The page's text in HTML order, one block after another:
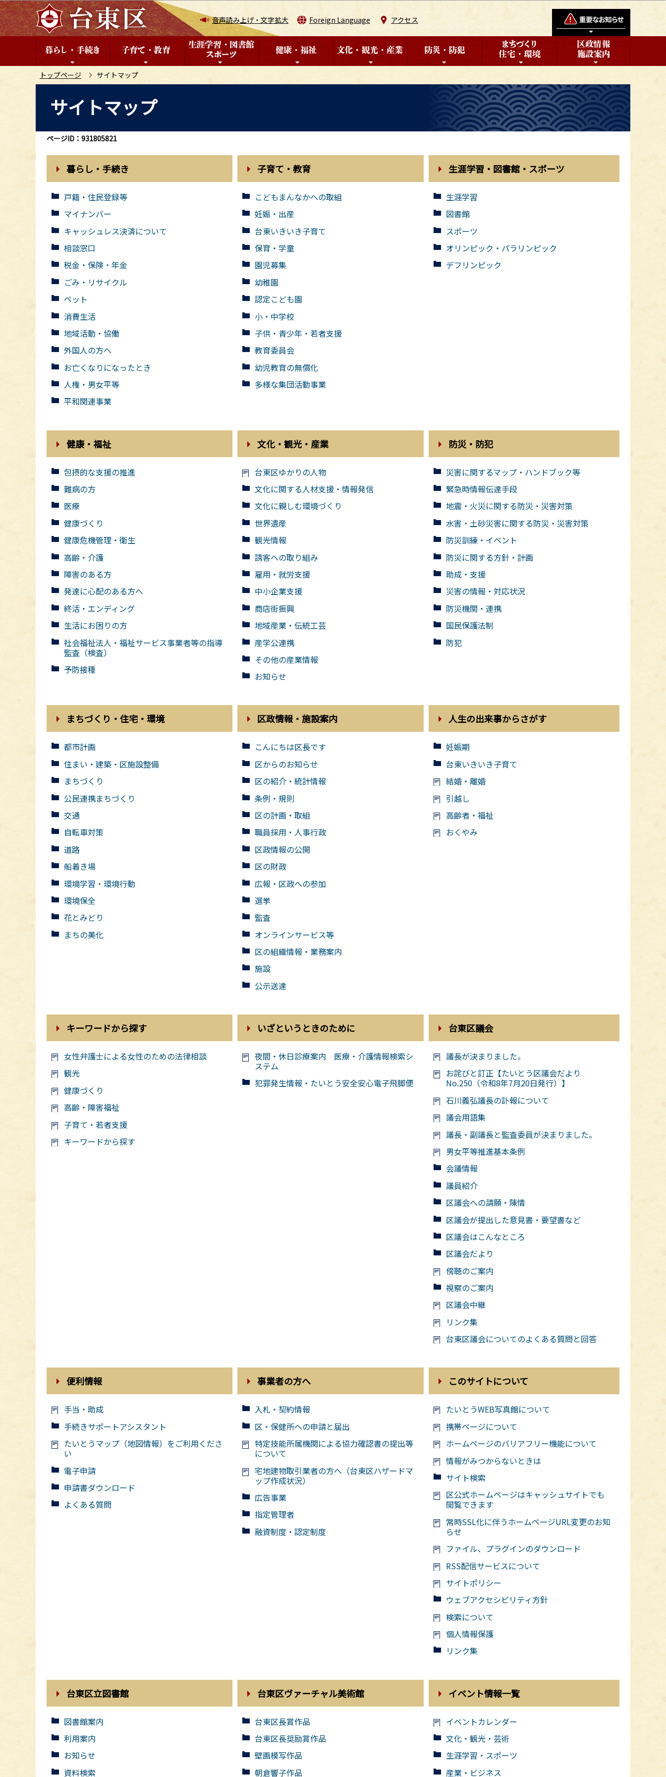
こ
の
ペ
音声読み上げ・文字拡大 Foreign Language アクセス
トップページ サイトマップ
こ
サイトマップ
ページID：931805821
暮らし・手続き
戸籍・住民登録等
マイナンバー
キャッシュレス決済について
相談窓口
税金・保険・年金
ごみ・リサイクル
ペット
消費生活
地域活動・協働
外国人の方へ
お亡くなりになったとき
人権・男女平等
平和関連事業
子育て・教育
こどもまんなかへの取組
妊娠・出産
台東いきいき子育て
保育・学童
園児募集
幼稚園
認定こども園
小・中学校
子供・青少年・若者支援
教育委員会
幼児教育の無償化
多様な集団活動事業
生涯学習・図書館・スポーツ
生涯学習
図書館
スポーツ
オリンピック・パラリンピック
デフリンピック
健康・福祉
包摂的な支援の推進
難病の方
医療
健康づくり
健康危機管理・衛生
高齢・介護
障害のある方
発達に心配のある方へ
終活・エンディング
生活にお困りの方
社会福祉法人・福祉サービス事業者等の指導
監査（検査）
予防接種
文化・観光・産業
台東区ゆかりの人物
文化に関する人材支援・情報発信
文化に親しむ環境づくり
世界遺産
観光情報
誘客への取り組み
雇用・就労支援
中小企業支援
商店街振興
地域産業・伝統工芸
産学公連携
その他の産業情報
お知らせ
防災・防犯
災害に関するマップ・ハンドブック等
緊急時情報伝達手段
地震・火災に関する防災・災害対策
水害・土砂災害に関する防災・災害対策
防災訓練・イベント
防災に関する方針・計画
助成・支援
災害の情報・対応状況
防災機関・連携
国民保護法制
防犯
まちづくり・住宅・環境
都市計画
住まい・建築・区施設整備
まちづくり
公民連携まちづくり
交通
自転車対策
道路
船着き場
環境学習・環境行動
環境保全
花とみどり
まちの美化
区政情報・施設案内
こんにちは区長です
区からのお知らせ
区の紹介・統計情報
条例・規則
区の計画・取組
職員採用・人事行政
区政情報の公開
区の財政
広報・区政への参加
選挙
監査
オンラインサービス等
区の組織情報・業務案内
施設
公示送達
人生の出来事からさがす
妊娠期
台東いきいき子育て
結婚・離婚
引越し
高齢者・福祉
おくやみ
キーワードから探す
女性弁護士による女性のための法律相談
観光
健康づくり
高齢・障害福祉
子育て・若者支援
キーワードから探す
いざというときのために
夜間・休日診療案内 医療・介護情報検索シ
ステム
犯罪発生情報・たいとう安全安心電子飛脚便
台東区議会
議長が決まりました。
お詫びと訂正【たいとう区議会だより
No.250（令和8年7月20日発行）】
石川義弘議長の訃報について
議会用語集
議長・副議長と監査委員が決まりました。
男女平等推進基本条例
会議情報
議員紹介
区議会への請願・陳情
区議会が提出した意見書・要望書など
区議会はこんなところ
区議会だより
傍聴のご案内
視察のご案内
区議会中継
リンク集
台東区議会についてのよくある質問と回答
便利情報
手当・助成
手続きサポートアシスタント
たいとうマップ（地図情報）をご利用くださ
い
電子申請
申請書ダウンロード
よくある質問
事業者の方へ
入札・契約情報
区・保健所への申請と届出
特定技能所属機関による協力確認書の提出等
について
宅地建物取引業者の方へ（台東区ハザードマ
ップ作成状況）
広告事業
指定管理者
融資制度・認定制度
このサイトについて
たいとうWEB写真館について
携帯ページについて
ホームページのバリアフリー機能について
情報がみつからないときは
サイト検索
区公式ホームページはキャッシュサイトでも
閲覧できます
常時SSL化に伴うホームページURL変更のお知
らせ
ファイル、プラグインのダウンロード
RSS配信サービスについて
サイトポリシー
ウェブアクセシビリティ方針
検索について
個人情報保護
リンク集
台東区立図書館
図書館案内
利用案内
お知らせ
資料検索
台東区ヴァーチャル美術館
台東区長賞作品
台東区長奨励賞作品
壁画模写作品
朝倉響子作品
イベント情報一覧
イベントカレンダー
文化・観光・芸術
生涯学習・スポーツ
産業・ビジネス